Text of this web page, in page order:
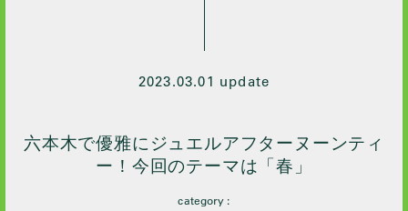
2023.03.01 update
六本木で優雅にジュエルアフターヌーンティ
ー！今回のテーマは「春」
category :